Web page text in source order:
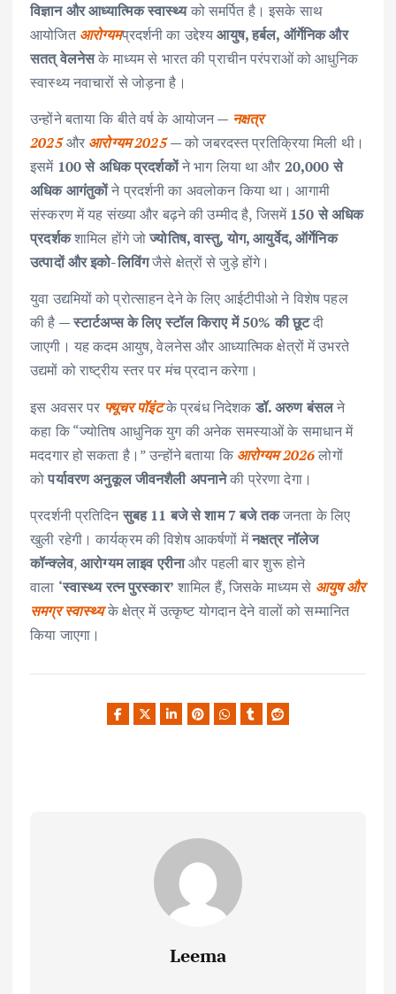
विज्ञान और आध्यात्मिक स्वास्थ्यको समर्पित है। इसके साथ
आयोजितआरोग्यमप्रदर्शनी का उद्देश्यआयुष, हर्बल, ऑर्गेनिक और
सतत् वेलनेसके माध्यम से भारत की प्राचीन परंपराओं को आधुनिक
स्वास्थ्य नवाचारों से जोड़ना है।
उन्होंने बताया कि बीते वर्ष के आयोजन — नक्षत्र
2025और आरोग्यम 2025— को जबरदस्त प्रतिक्रिया मिली थी।
इसमें 100 से अधिक प्रदर्शकोंने भाग लिया था और 20,000 से
अधिक आगंतुकोंने प्रदर्शनी का अवलोकन किया था। आगामी
संस्करण में यह संख्या और बढ़ने की उम्मीद है, जिसमें150 से अधिक
प्रदर्शकशामिल होंगे जोज्योतिष, वास्तु, योग, आयुर्वेद, ऑर्गेनिक
उत्पादों और इको-लिविंगजैसे क्षेत्रों से जुड़े होंगे।
युवा उद्यमियों को प्रोत्साहन देने के लिए आईटीपीओ ने विशेष पहल
की है —स्टार्टअप्स के लिए स्टॉल किराए में 50% की छूटदी
जाएगी। यह कदम आयुष, वेलनेस और आध्यात्मिक क्षेत्रों में उभरते
उद्यमों को राष्ट्रीय स्तर पर मंच प्रदान करेगा।
इस अवसर पर फ्यूचर पॉइंटके प्रबंध निदेशकडॉ. अरुण बंसलने
कहा कि “ज्योतिष आधुनिक युग की अनेक समस्याओं के समाधान में
मददगार हो सकता है।” उन्होंने बताया कि आरोग्यम 2026लोगों
कोपर्यावरण अनुकूल जीवनशैली अपनानेकी प्रेरणा देगा।
प्रदर्शनी प्रतिदिनसुबह 11 बजे से शाम 7 बजे तकजनता के लिए
खुली रहेगी। कार्यक्रम की विशेष आकर्षणों मेंनक्षत्र नॉलेज
कॉन्क्लेव,आरोग्यम लाइव एरीनाऔर पहली बार शुरू होने
वाला ‘स्वास्थ्य रत्न पुरस्कार’ शामिल हैं, जिसके माध्यम से आयुष और
समग्र स्वास्थ्यके क्षेत्र में उत्कृष्ट योगदान देने वालों को सम्मानित
किया जाएगा।
Leema